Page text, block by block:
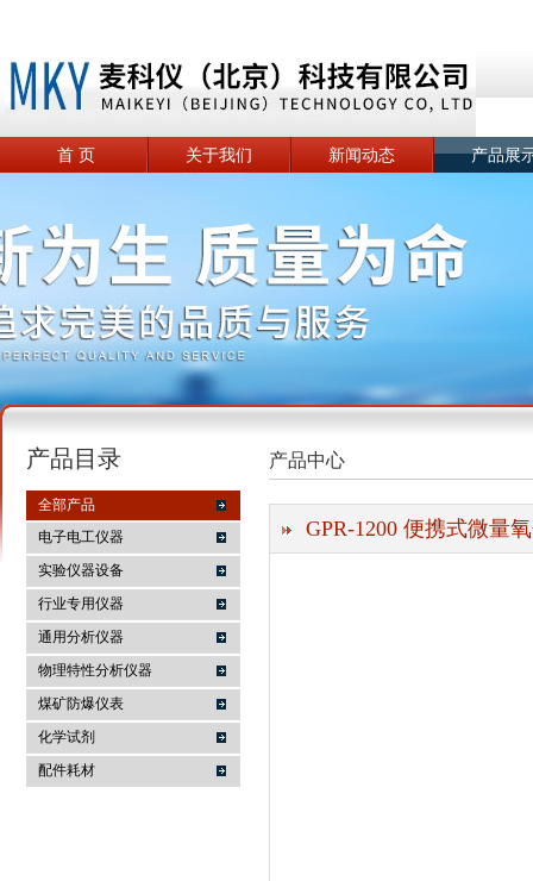
麦科仪（北京）科技有限公司
首 页 关于我们 新闻动态 产品展
产品目录
全部产品
电子电工仪器
实验仪器设备
行业专用仪器
通用分析仪器
物理特性分析仪器
煤矿防爆仪表
化学试剂
配件耗材
产品中心
GPR-1200 便携式微量